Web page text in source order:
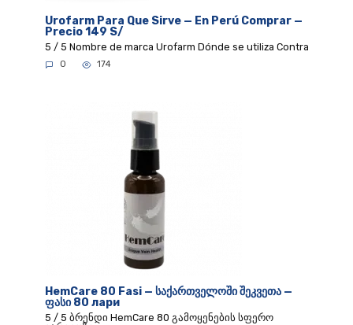
Urofarm Para Que Sirve — En Perú Comprar —
Precio 149 S/
5 / 5 Nombre de marca Urofarm Dónde se utiliza Contra
0 174
HemCare 80 Fasi — საქართველოში შეკვეთა —
ფასი 80 лари
5 / 5 ბრენდი HemCare 80 გამოყენების სფერო